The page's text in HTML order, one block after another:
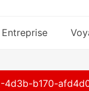
Entreprise
4d3b-b170-